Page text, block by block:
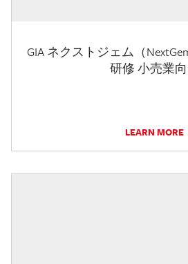
GIA ネクストジェム（
研修 小売業
LEARN MORE